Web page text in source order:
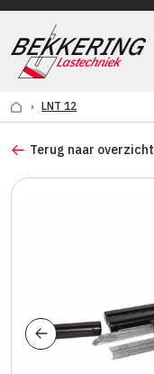
LNT 12
Terug naar overzicht